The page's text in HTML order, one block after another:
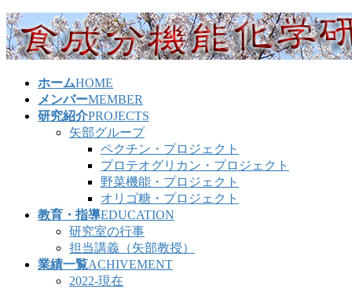
コ
ン
テ
ナ
ビ
ゲ
ホームHOME
メンバーMEMBER
研究紹介PROJECTS
矢部グループ
ペクチン・プロジェクト
プロテオグリカン・プロジェクト
野菜機能・プロジェクト
オリゴ糖・プロジェクト
教育・指導EDUCATION
研究室の行事
担当講義（矢部教授）
業績一覧ACHIVEMENT
2022-現在